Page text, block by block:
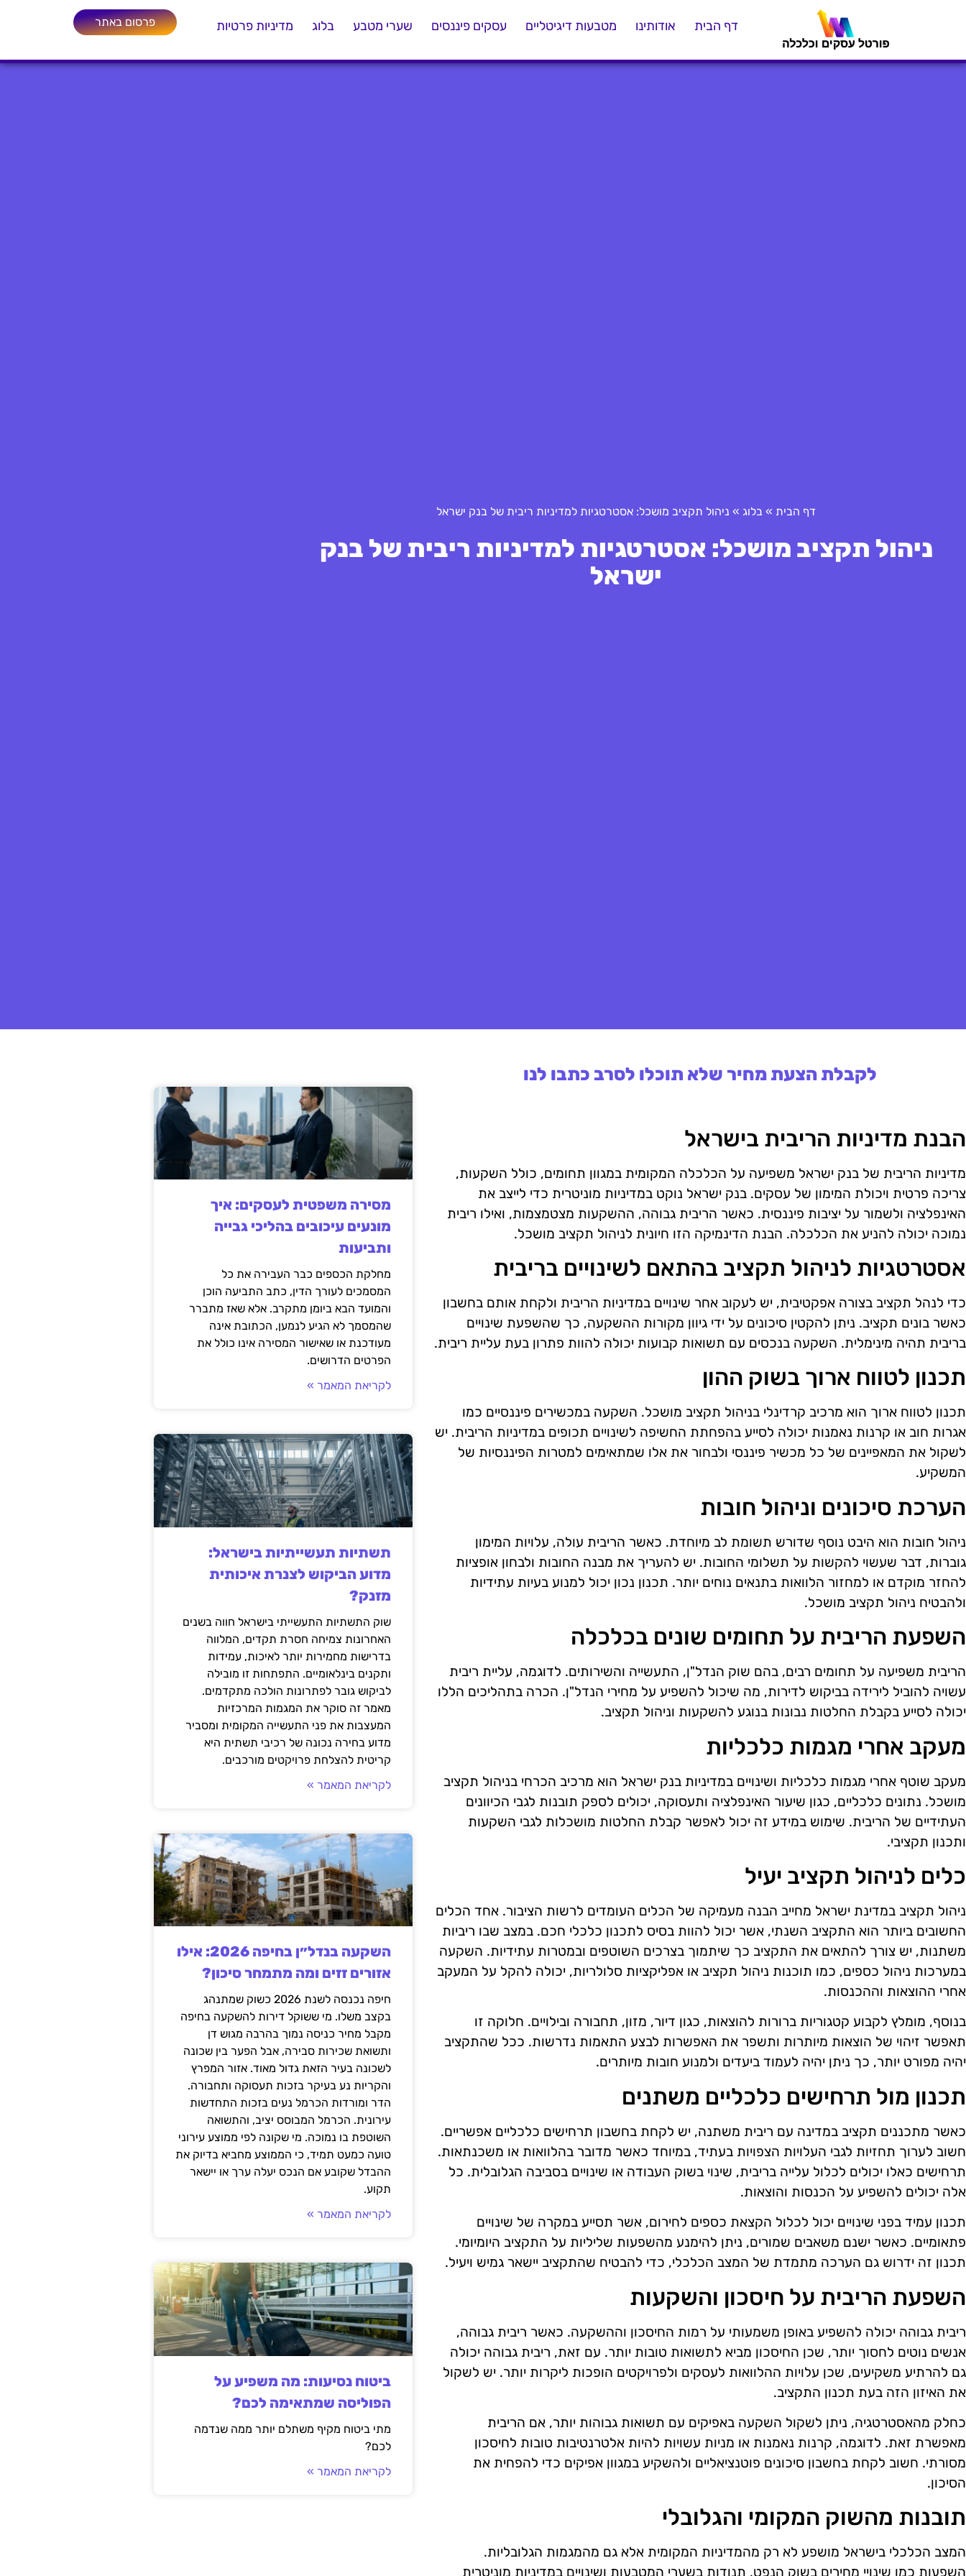
דף הבית אודותינו מטבעות דיגיטליים עסקים פיננסים שערי מטבע בלוג מדיניות פרטיות פרסום באתר
דף הבית » בלוג » ניהול תקציב מושכל: אסטרטגיות למדיניות ריבית של בנק ישראל
ניהול תקציב מושכל: אסטרטגיות למדיניות ריבית של בנק
ישראל
לקבלת הצעת מחיר שלא תוכלו לסרב כתבו לנו
הבנת מדיניות הריבית בישראל
מדיניות הריבית של בנק ישראל משפיעה על הכלכלה המקומית במגוון תחומים, כולל השקעות,
צריכה פרטית ויכולת המימון של עסקים. בנק ישראל נוקט במדיניות מוניטרית כדי לייצב את
האינפלציה ולשמור על יציבות פיננסית. כאשר הריבית גבוהה, ההשקעות מצטמצמות, ואילו ריבית
נמוכה יכולה להניע את הכלכלה. הבנת הדינמיקה הזו חיונית לניהול תקציב מושכל.
אסטרטגיות לניהול תקציב בהתאם לשינויים בריבית
כדי לנהל תקציב בצורה אפקטיבית, יש לעקוב אחר שינויים במדיניות הריבית ולקחת אותם בחשבון
כאשר בונים תקציב. ניתן להקטין סיכונים על ידי גיוון מקורות ההשקעה, כך שהשפעת שינויים
בריבית תהיה מינימלית. השקעה בנכסים עם תשואות קבועות יכולה להוות פתרון בעת עליית ריבית.
תכנון לטווח ארוך בשוק ההון
תכנון לטווח ארוך הוא מרכיב קרדינלי בניהול תקציב מושכל. השקעה במכשירים פיננסיים כמו
אגרות חוב או קרנות נאמנות יכולה לסייע בהפחתת החשיפה לשינויים תכופים במדיניות הריבית. יש
לשקול את המאפיינים של כל מכשיר פיננסי ולבחור את אלו שמתאימים למטרות הפיננסיות של
המשקיע.
הערכת סיכונים וניהול חובות
ניהול חובות הוא היבט נוסף שדורש תשומת לב מיוחדת. כאשר הריבית עולה, עלויות המימון
גוברות, דבר שעשוי להקשות על תשלומי החובות. יש להעריך את מבנה החובות ולבחון אופציות
להחזר מוקדם או למחזור הלוואות בתנאים נוחים יותר. תכנון נכון יכול למנוע בעיות עתידיות
ולהבטיח ניהול תקציב מושכל.
השפעת הריבית על תחומים שונים בכלכלה
הריבית משפיעה על תחומים רבים, בהם שוק הנדל"ן, התעשייה והשירותים. לדוגמה, עליית ריבית
עשויה להוביל לירידה בביקוש לדירות, מה שיכול להשפיע על מחירי הנדל"ן. הכרה בתהליכים הללו
יכולה לסייע בקבלת החלטות נבונות בנוגע להשקעות וניהול תקציב.
מעקב אחרי מגמות כלכליות
מעקב שוטף אחרי מגמות כלכליות ושינויים במדיניות בנק ישראל הוא מרכיב הכרחי בניהול תקציב
מושכל. נתונים כלכליים, כגון שיעור האינפלציה ותעסוקה, יכולים לספק תובנות לגבי הכיוונים
העתידיים של הריבית. שימוש במידע זה יכול לאפשר קבלת החלטות מושכלות לגבי השקעות
ותכנון תקציבי.
כלים לניהול תקציב יעיל
ניהול תקציב במדינת ישראל מחייב הבנה מעמיקה של הכלים העומדים לרשות הציבור. אחד הכלים
החשובים ביותר הוא התקציב השנתי, אשר יכול להוות בסיס לתכנון כלכלי חכם. במצב שבו ריביות
משתנות, יש צורך להתאים את התקציב כך שיתמוך בצרכים השוטפים ובמטרות עתידיות. השקעה
במערכות ניהול כספים, כמו תוכנות ניהול תקציב או אפליקציות סלולריות, יכולה להקל על המעקב
אחרי ההוצאות וההכנסות.
בנוסף, מומלץ לקבוע קטגוריות ברורות להוצאות, כגון דיור, מזון, תחבורה ובילויים. חלוקה זו
תאפשר זיהוי של הוצאות מיותרות ותשפר את האפשרות לבצע התאמות נדרשות. ככל שהתקציב
יהיה מפורט יותר, כך ניתן יהיה לעמוד ביעדים ולמנוע חובות מיותרים.
תכנון מול תרחישים כלכליים משתנים
כאשר מתכננים תקציב במדינה עם ריבית משתנה, יש לקחת בחשבון תרחישים כלכליים אפשריים.
חשוב לערוך תחזיות לגבי העלויות הצפויות בעתיד, במיוחד כאשר מדובר בהלוואות או משכנתאות.
תרחישים כאלו יכולים לכלול עלייה בריבית, שינוי בשוק העבודה או שינויים בסביבה הגלובלית. כל
אלה יכולים להשפיע על הכנסות והוצאות.
תכנון עמיד בפני שינויים יכול לכלול הקצאת כספים לחירום, אשר תסייע במקרה של שינויים
פתאומיים. כאשר ישנם משאבים שמורים, ניתן להימנע מהשפעות שליליות על התקציב היומיומי.
תכנון זה ידרוש גם הערכה מתמדת של המצב הכלכלי, כדי להבטיח שהתקציב יישאר גמיש ויעיל.
השפעת הריבית על חיסכון והשקעות
ריבית גבוהה יכולה להשפיע באופן משמעותי על רמות החיסכון וההשקעה. כאשר ריבית גבוהה,
אנשים נוטים לחסוך יותר, שכן החיסכון מביא לתשואות טובות יותר. עם זאת, ריבית גבוהה יכולה
גם להרתיע משקיעים, שכן עלויות ההלוואות לעסקים ולפרויקטים הופכות ליקרות יותר. יש לשקול
את האיזון הזה בעת תכנון התקציב.
כחלק מהאסטרטגיה, ניתן לשקול השקעה באפיקים עם תשואות גבוהות יותר, אם הריבית
מאפשרת זאת. לדוגמה, קרנות נאמנות או מניות עשויות להיות אלטרנטיבות טובות לחיסכון
מסורתי. חשוב לקחת בחשבון סיכונים פוטנציאליים ולהשקיע במגוון אפיקים כדי להפחית את
הסיכון.
תובנות מהשוק המקומי והגלובלי
המצב הכלכלי בישראל מושפע לא רק מהמדיניות המקומית אלא גם מהמגמות הגלובליות.
השפעות כמו שינויי מחירים בשוק הנפט, תנודות בשערי המטבעות ושינויים במדיניות מוניטרית
מסירה משפטית לעסקים: איך
מונעים עיכובים בהליכי גבייה
ותביעות
מחלקת הכספים כבר העבירה את כל
המסמכים לעורך הדין, כתב התביעה הוכן
והמועד הבא ביומן מתקרב. אלא שאז מתברר
שהמסמך לא הגיע לנמען, הכתובת אינה
מעודכנת או שאישור המסירה אינו כולל את
הפרטים הדרושים.
לקריאת המאמר »
תשתיות תעשייתיות בישראל:
מדוע הביקוש לצנרת איכותית
מזנק?
שוק התשתיות התעשייתי בישראל חווה בשנים
האחרונות צמיחה חסרת תקדים, המלווה
בדרישות מחמירות יותר לאיכות, עמידות
ותקנים בינלאומיים. התפתחות זו מובילה
לביקוש גובר לפתרונות הולכה מתקדמים.
מאמר זה סוקר את המגמות המרכזיות
המעצבות את פני התעשייה המקומית ומסביר
מדוע בחירה נכונה של רכיבי תשתית היא
קריטית להצלחת פרויקטים מורכבים.
לקריאת המאמר »
השקעה בנדל״ן בחיפה 2026: אילו
אזורים זזים ומה מתמחר סיכון?
חיפה נכנסה לשנת 2026 כשוק שמתנהג
בקצב משלו. מי ששוקל דירות להשקעה בחיפה
מקבל מחיר כניסה נמוך בהרבה מגוש דן
ותשואת שכירות סבירה, אבל הפער בין שכונה
לשכונה בעיר הזאת גדול מאוד. אזור המפרץ
והקריות נע בעיקר בזכות תעסוקה ותחבורה.
הדר ומורדות הכרמל נעים בזכות התחדשות
עירונית. הכרמל המבוסס יציב, והתשואה
השוטפת בו נמוכה. מי שקונה לפי ממוצע עירוני
טועה כמעט תמיד, כי הממוצע מחביא בדיוק את
ההבדל שקובע אם הנכס יעלה ערך או יישאר
תקוע.
לקריאת המאמר »
ביטוח נסיעות: מה משפיע על
הפוליסה שמתאימה לכם?
מתי ביטוח מקיף משתלם יותר ממה שנדמה
לכם?
לקריאת המאמר »